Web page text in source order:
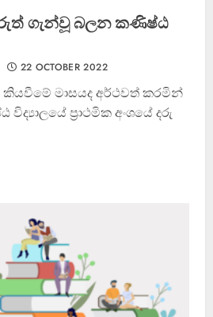
ගැන්වූ බලන කණිෂ්ඨ
22 OCTOBER 2022
කියවීමේ මාසයද අර්ථවත් කරමින්
ප්‍රාථමික අංශයේ දරු